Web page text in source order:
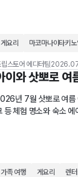
게요리 마코마나이타키노
립스토어 에디터팀
이와 삿뽀로 여
년 7월 삿뽀로 여름
등 체험 명소와 숙소
가족 여행 게요리 렌